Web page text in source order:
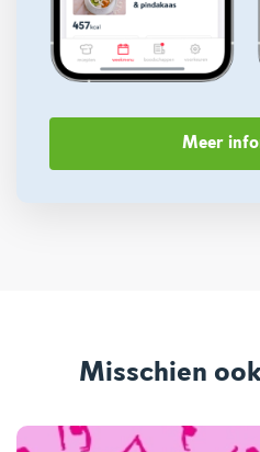
Meer
Misschien